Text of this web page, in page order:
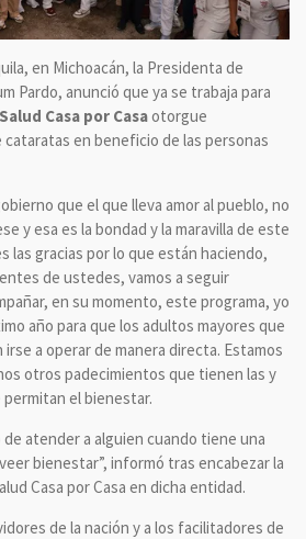
en Michoacán, la Presidenta de
Pardo, anunció que ya se trabaja para
Salud Casa por Casaotorgue
en beneficio de las personas
que el que lleva amor al pueblo, no
y esa es la bondad y la maravilla de este
las gracias por lo que están haciendo,
de ustedes, vamos a seguir
en su momento, este programa, yo
año para que los adultos mayores que
a operar de manera directa. Estamos
otros padecimientos que tienen las y
el bienestar.
atender a alguien cuando tiene una
bienestar”, informó tras encabezar la
Casa por Casa en dicha entidad.
de la nación y a los facilitadores de